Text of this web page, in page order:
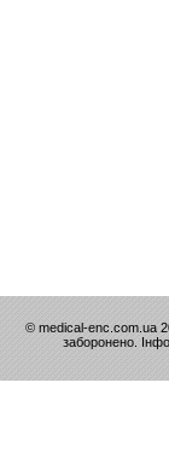
© medical-enc.com.ua
заборонено.